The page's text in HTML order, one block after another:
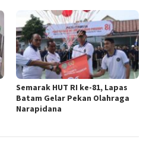
Semarak HUT RI ke-81, Lapas
Batam Gelar Pekan Olahraga
Narapidana